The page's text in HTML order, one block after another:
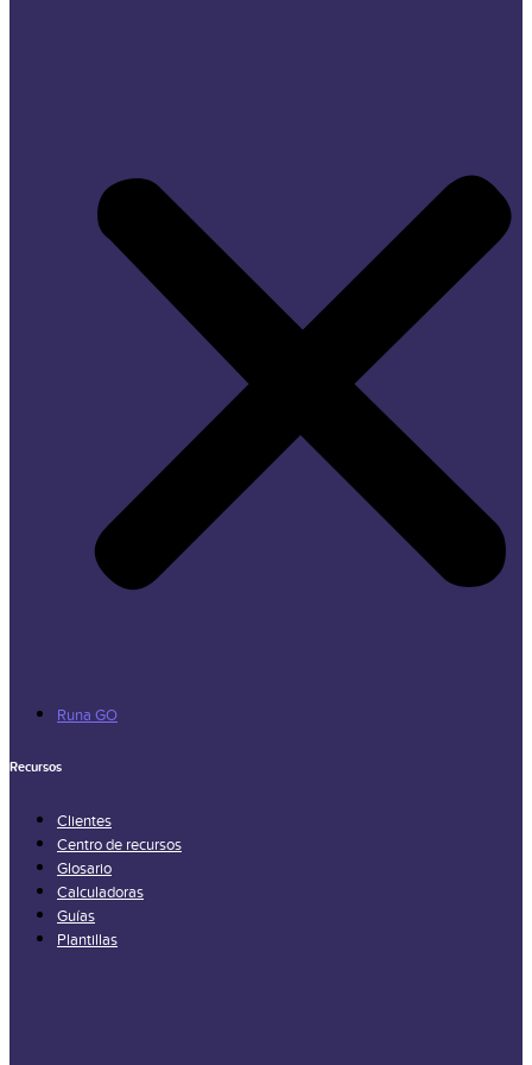
Runa GO
Recursos
Clientes
Centro de recursos
Glosario
Calculadoras
Guías
Plantillas